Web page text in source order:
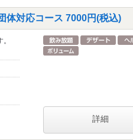
体対応コース 7000円(税込)
詳細